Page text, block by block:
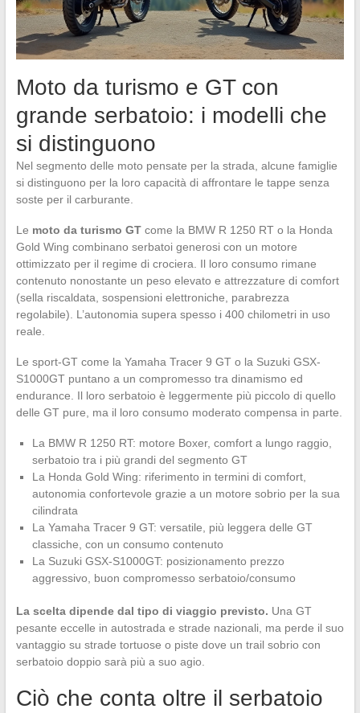
Moto da turismo e GT con
grande serbatoio: i modelli che
si distinguono
Nel segmento delle moto pensate per la strada, alcune famiglie
si distinguono per la loro capacità di affrontare le tappe senza
soste per il carburante.
Le moto da turismo GTcome la BMW R 1250 RT o la Honda
Gold Wing combinano serbatoi generosi con un motore
ottimizzato per il regime di crociera. Il loro consumo rimane
contenuto nonostante un peso elevato e attrezzature di comfort
(sella riscaldata, sospensioni elettroniche, parabrezza
regolabile). L’autonomia supera spesso i 400 chilometri in uso
reale.
Le sport-GT come la Yamaha Tracer 9 GT o la Suzuki GSX-
S1000GT puntano a un compromesso tra dinamismo ed
endurance. Il loro serbatoio è leggermente più piccolo di quello
delle GT pure, ma il loro consumo moderato compensa in parte.
La BMW R 1250 RT: motore Boxer, comfort a lungo raggio,
serbatoio tra i più grandi del segmento GT
La Honda Gold Wing: riferimento in termini di comfort,
autonomia confortevole grazie a un motore sobrio per la sua
cilindrata
La Yamaha Tracer 9 GT: versatile, più leggera delle GT
classiche, con un consumo contenuto
La Suzuki GSX-S1000GT: posizionamento prezzo
aggressivo, buon compromesso serbatoio/consumo
La scelta dipende dal tipo di viaggio previsto. Una GT
pesante eccelle in autostrada e strade nazionali, ma perde il suo
vantaggio su strade tortuose o piste dove un trail sobrio con
serbatoio doppio sarà più a suo agio.
Ciò che conta oltre il serbatoio